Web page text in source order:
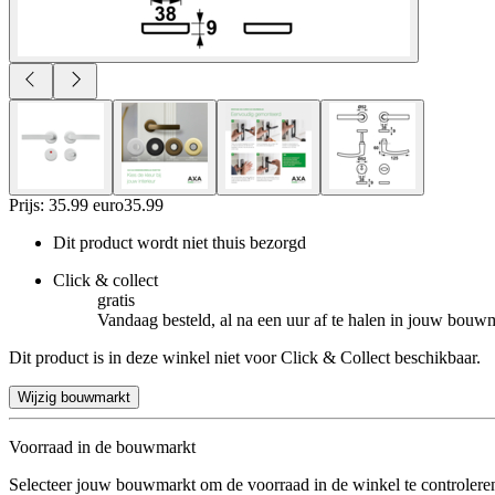
Prijs: 35.99 euro35.99
Dit product wordt niet thuis bezorgd
Click & collect
gratis
Vandaag besteld, al na een uur af te halen in jouw
Dit product is in deze winkel niet voor Click & Collect beschikbaar.
Wijzig bouwmarkt
Voorraad in de bouwmarkt
Selecteer jouw bouwmarkt om de voorraad in de winkel te